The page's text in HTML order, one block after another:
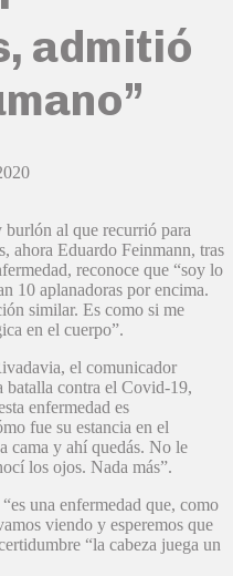
admitió
al que recurrió para
ahora Eduardo Feinmann, tras
reconoce que “soy lo
10 aplanadoras por encima.
similar. Es como si me
en el cuerpo”.
el comunicador
batalla contra el Covid-19,
enfermedad es
fue su estancia en el
cama y ahí quedás. No le
los ojos. Nada más”.
una enfermedad que, como
viendo y esperemos que
“la cabeza juega un